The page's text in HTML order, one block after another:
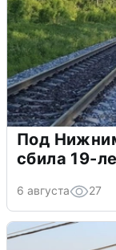
Под
сбила 19-
6 августа 27